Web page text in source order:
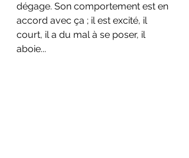
dégage. Son comportement est en
accord avec ça ; il est excité, il
court, il a du mal à se poser, il
aboie...